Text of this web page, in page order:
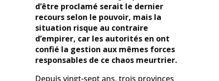
d’être proclamé serait le dernier
recours selon le pouvoir, mais la
situation risque au contraire
d’empirer, car les autorités en ont
confié la gestion aux mêmes forces
responsables de ce chaos meurtrier.
Depuis vingt-sept ans, trois provinces